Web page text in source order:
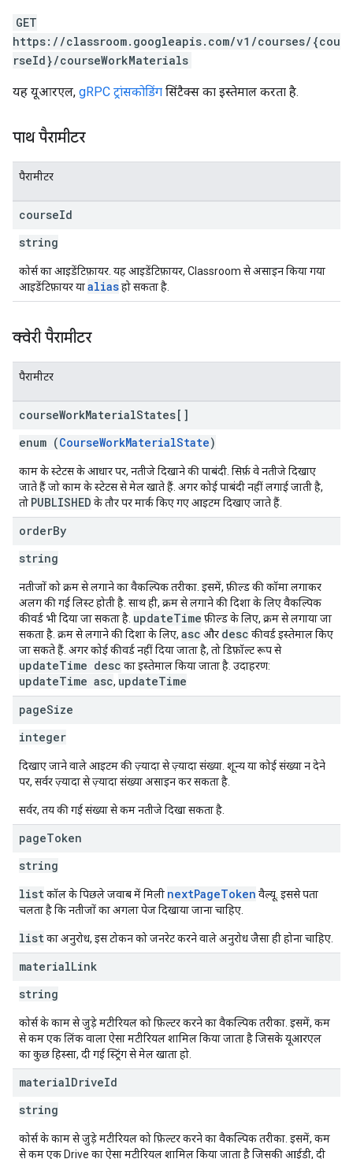
GET
https://classroom.googleapis.com/v1/courses/{cou
rseId}/courseWorkMaterials
यह यूआरएल, gRPC ट्रांसकोडिंग सिंटैक्स का इस्तेमाल करता है.
पाथ पैरामीटर
पैरामीटर
courseId
string
कोर्स का आइडेंटिफ़ायर. यह आइडेंटिफ़ायर, Classroom से असाइन किया गया
आइडेंटिफ़ायर याaliasहो सकता है.
क्वेरी पैरामीटर
पैरामीटर
courseWorkMaterialStates[]
enum (CourseWorkMaterialState)
काम के स्टेटस के आधार पर, नतीजे दिखाने की पाबंदी. सिर्फ़ वे नतीजे दिखाए
जाते हैं जो काम के स्टेटस से मेल खाते हैं. अगर कोई पाबंदी नहीं लगाई जाती है,
तो PUBLISHED के तौर पर मार्क किए गए आइटम दिखाए जाते हैं.
orderBy
string
नतीजों को क्रम से लगाने का वैकल्पिक तरीका. इसमें, फ़ील्ड की कॉमा लगाकर
अलग की गई लिस्ट होती है. साथ ही, क्रम से लगाने की दिशा के लिए वैकल्पिक
कीवर्ड भी दिया जा सकता है. updateTime फ़ील्ड के लिए, क्रम से लगाया जा
सकता है. क्रम से लगाने की दिशा के लिए, asc और desc कीवर्ड इस्तेमाल किए
जा सकते हैं. अगर कोई कीवर्ड नहीं दिया जाता है, तो डिफ़ॉल्ट रूप से
updateTime desc का इस्तेमाल किया जाता है. उदाहरण:
updateTime asc, updateTime
pageSize
integer
दिखाए जाने वाले आइटम की ज़्यादा से ज़्यादा संख्या. शून्य या कोई संख्या न देने
पर, सर्वर ज़्यादा से ज़्यादा संख्या असाइन कर सकता है.
सर्वर, तय की गई संख्या से कम नतीजे दिखा सकता है.
pageToken
string
listकॉल के पिछले जवाब में मिली nextPageToken वैल्यू. इससे पता
चलता है कि नतीजों का अगला पेज दिखाया जाना चाहिए.
listका अनुरोध, इस टोकन को जनरेट करने वाले अनुरोध जैसा ही होना चाहिए.
materialLink
string
कोर्स के काम से जुड़े मटीरियल को फ़िल्टर करने का वैकल्पिक तरीका. इसमें, कम
से कम एक लिंक वाला ऐसा मटीरियल शामिल किया जाता है जिसके यूआरएल
का कुछ हिस्सा, दी गई स्ट्रिंग से मेल खाता हो.
materialDriveId
string
कोर्स के काम से जुड़े मटीरियल को फ़िल्टर करने का वैकल्पिक तरीका. इसमें, कम
से कम एक Drive का ऐसा मटीरियल शामिल किया जाता है जिसकी आईडी, दी